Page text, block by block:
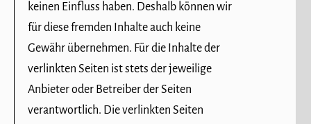
keinen Einfluss haben. Deshalb können wir
für diese fremden Inhalte auch keine
Gewähr übernehmen. Für die Inhalte der
verlinkten Seiten ist stets der jeweilige
Anbieter oder Betreiber der Seiten
verantwortlich. Die verlinkten Seiten